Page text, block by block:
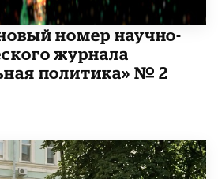
номер научно-
журнала
политика» № 2